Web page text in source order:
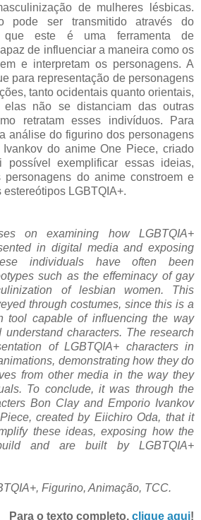
de mulheres lésbicas.
pode ser transmitido através do
este é uma ferramenta de
de influenciar a maneira como os
e interpretam os personagens. A
para representação de personagens
tanto ocidentais quanto orientais,
elas não se distanciam das outras
retratam esses indivíduos. Para
análise do figurino dos personagens
do anime One Piece, criado
possível exemplificar essas ideias,
personagens do anime constroem e
LGBTQIA+.
on examining how LGBTQIA+
in digital media and exposing
individuals have often been
such as the effeminacy of gay
of lesbian women. This
through costumes, since this is a
tool capable of influencing the way
characters. The research
of LGBTQIA+ characters in
demonstrating how they do
from other media in the way they
To conclude, it was through the
Bon Clay and Emporio Ivankov
created by Eiichiro Oda, that it
these ideas, exposing how the
and are built by LGBTQIA+
Figurino, Animação, TCC.
Para o texto completo, clique aqui!